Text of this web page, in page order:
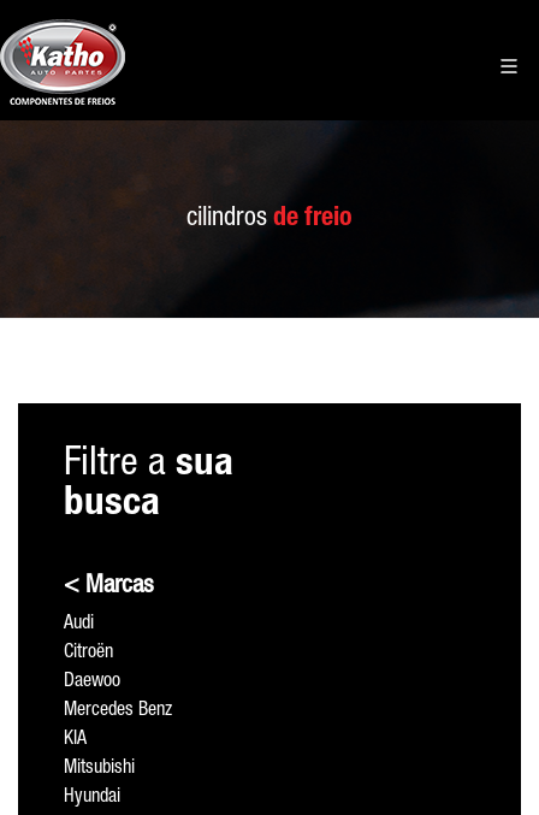
cilindros de freio
Filtre a sua
busca
< Marcas
Audi
Citroën
Daewoo
Mercedes Benz
KIA
Mitsubishi
Hyundai